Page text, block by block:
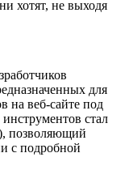
хотят, не выходя
для
на веб-сайте под
стал
позволяющий
с подробной